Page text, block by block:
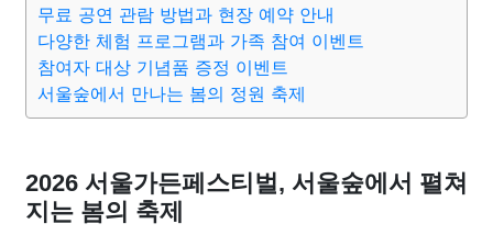
종교 사회 정치 건강 의료 의학 경제
부동산 외국어 교육 교통 생활
무료 공연 관람 방법과 현장 예약 안내
다양한 체험 프로그램과 가족 참여 이벤트
참여자 대상 기념품 증정 이벤트
서울숲에서 만나는 봄의 정원 축제
2026 서울가든페스티벌, 서울숲에서 펼쳐
지는 봄의 축제